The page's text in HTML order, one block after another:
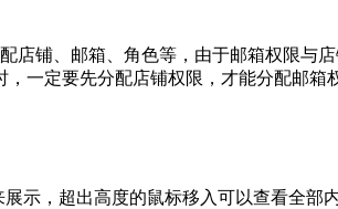
店铺、邮箱、角色等，由于邮箱权限
一定要先分配店铺权限，才能分配邮箱
展示，超出高度的鼠标移入可以查看全